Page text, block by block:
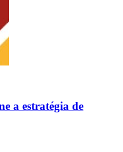
a estratégia de